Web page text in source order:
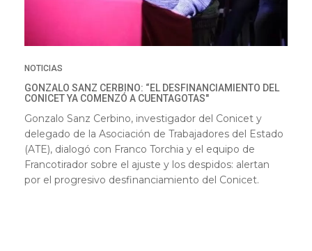
NOTICIAS
GONZALO SANZ CERBINO: “EL DESFINANCIAMIENTO DEL
CONICET YA COMENZÓ A CUENTAGOTAS"
Gonzalo Sanz Cerbino, investigador del Conicet y
delegado de la Asociación de Trabajadores del Estado
(ATE), dialogó con Franco Torchia y el equipo de
Francotirador sobre el ajuste y los despidos: alertan
por el progresivo desfinanciamiento del Conicet.